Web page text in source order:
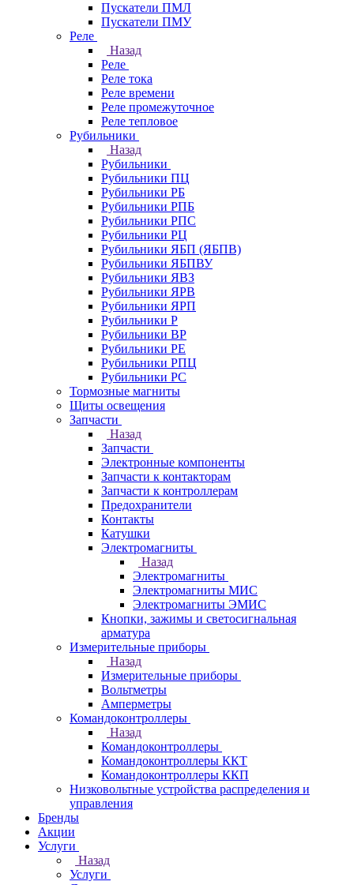
Пускатели ПМЛ
Пускатели ПМУ
Реле
Назад
Реле
Реле тока
Реле времени
Реле промежуточное
Реле тепловое
Рубильники
Назад
Рубильники
Рубильники ПЦ
Рубильники РБ
Рубильники РПБ
Рубильники РПС
Рубильники РЦ
Рубильники ЯБП (ЯБПВ)
Рубильники ЯБПВУ
Рубильники ЯВЗ
Рубильники ЯРВ
Рубильники ЯРП
Рубильники Р
Рубильники ВР
Рубильники РЕ
Рубильники РПЦ
Рубильники РС
Тормозные магниты
Щиты освещения
Запчасти
Назад
Запчасти
Электронные компоненты
Запчасти к контакторам
Запчасти к контроллерам
Предохранители
Контакты
Катушки
Электромагниты
Назад
Электромагниты
Электромагниты МИС
Электромагниты ЭМИС
Кнопки, зажимы и светосигнальная
арматура
Измерительные приборы
Назад
Измерительные приборы
Вольтметры
Амперметры
Командоконтроллеры
Назад
Командоконтроллеры
Командоконтроллеры ККТ
Командоконтроллеры ККП
Низковольтные устройства распределения и
управления
Бренды
Акции
Услуги
Назад
Услуги